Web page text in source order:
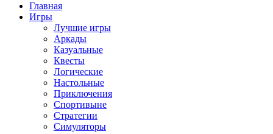
Главная
Игры
Лучшие игры
Аркады
Казуальные
Квесты
Логические
Настольные
Приключения
Спортивыне
Стратегии
Симуляторы